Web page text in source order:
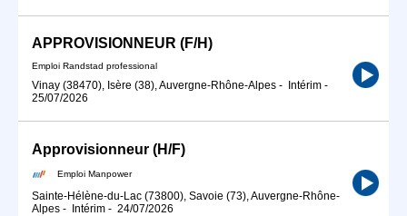
APPROVISIONNEUR (F/H)
Emploi Randstad professional
Vinay (38470), Isère (38), Auvergne-Rhône-Alpes - Intérim -
25/07/2026
Approvisionneur (H/F)
Emploi Manpower
Sainte-Hélène-du-Lac (73800), Savoie (73), Auvergne-Rhône-
Alpes - Intérim - 24/07/2026